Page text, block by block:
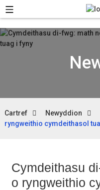
Cartref Newyddion
ryngweithio cymdeithasol
Cymdeithasu
o ryngweithio